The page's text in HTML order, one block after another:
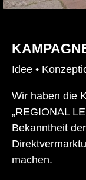
Idee •
Wir haben die
„REGIONAL
Bekanntheit
machen.